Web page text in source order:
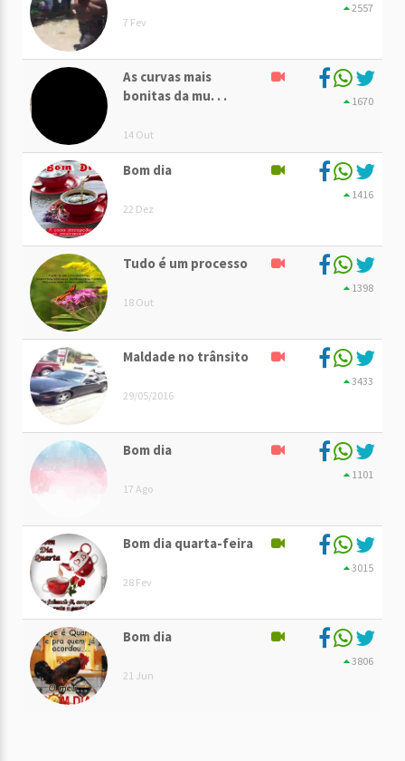
7 Fev
2557
As curvas mais
bonitas da mu. . .
14 Out
1670
Bom dia
22 Dez
1416
Tudo é um processo
18 Out
1398
Maldade no trânsito
29/05/2016
3433
Bom dia
17 Ago
1101
Bom dia quarta-feira
28 Fev
3015
Bom dia
21 Jun
3806